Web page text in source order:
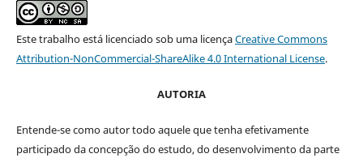
Este trabalho está licenciado sob uma licençaCreative Commons
Attribution-NonCommercial-ShareAlike 4.0 International License.
AUTORIA
Entende-se como autor todo aquele que tenha efetivamente
participado da concepção do estudo, do desenvolvimento da parte